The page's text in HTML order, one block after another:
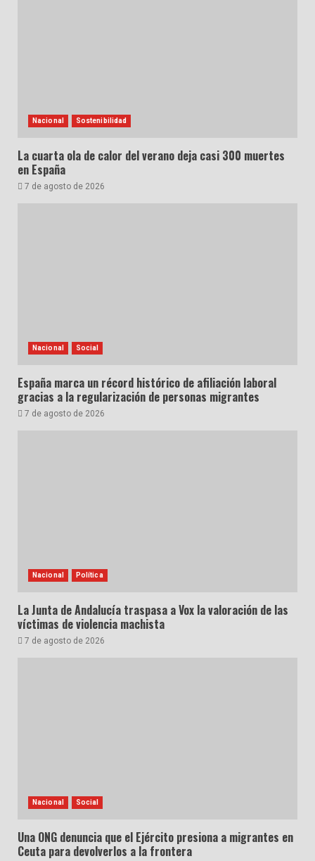
Nacional Sostenibilidad
La cuarta ola de calor del verano deja casi 300 muertes
en España
7 de agosto de 2026
Nacional Social
España marca un récord histórico de afiliación laboral
gracias a la regularización de personas migrantes
7 de agosto de 2026
Nacional Política
La Junta de Andalucía traspasa a Vox la valoración de las
víctimas de violencia machista
7 de agosto de 2026
Nacional Social
Una ONG denuncia que el Ejército presiona a migrantes en
Ceuta para devolverlos a la frontera